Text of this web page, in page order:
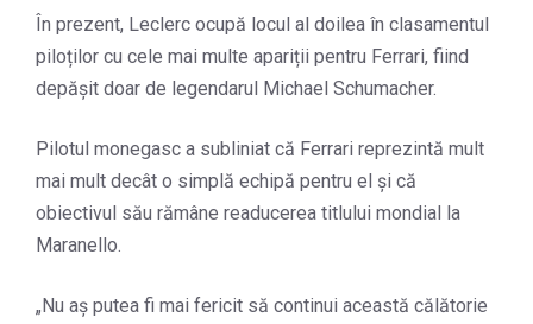
În prezent, Leclerc ocupă locul al doilea în clasamentul
piloților cu cele mai multe apariții pentru Ferrari, fiind
depășit doar de legendarul Michael Schumacher.
Pilotul monegasc a subliniat că Ferrari reprezintă mult
mai mult decât o simplă echipă pentru el și că
obiectivul său rămâne readucerea titlului mondial la
Maranello.
„Nu aș putea fi mai fericit să continui această călătorie